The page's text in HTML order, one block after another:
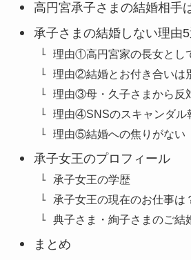
高円宮承子さまの結婚相手
承子さまの結婚しない理由5
理由①高円宮家の長女とし
理由②結婚とお付き合いは
理由③母・久子さまから反
理由④SNSのスキャンダル
理由⑤結婚への焦りがない
承子女王のプロフィール
承子女王の学歴
承子女王の現在のお仕事は
典子さま・絢子さまのご結
まとめ